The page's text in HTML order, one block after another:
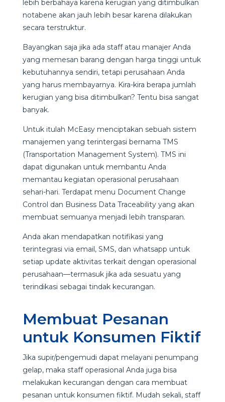
lebih berbahaya karena kerugian yang ditimbulkan
notabene akan jauh lebih besar karena dilakukan
secara terstruktur.
Bayangkan saja jika ada staff atau manajer Anda
yang memesan barang dengan harga tinggi untuk
kebutuhannya sendiri, tetapi perusahaan Anda
yang harus membayarnya. Kira-kira berapa jumlah
kerugian yang bisa ditimbulkan? Tentu bisa sangat
banyak.
Untuk itulah McEasy menciptakan sebuah sistem
manajemen yang terintergasi bernama TMS
(Transportation Management System). TMS ini
dapat digunakan untuk membantu Anda
memantau kegiatan operasional perusahaan
sehari-hari. Terdapat menu Document Change
Control dan Business Data Traceability yang akan
membuat semuanya menjadi lebih transparan.
Anda akan mendapatkan notifikasi yang
terintegrasi via email, SMS, dan whatsapp untuk
setiap update aktivitas terkait dengan operasional
perusahaan—termasuk jika ada sesuatu yang
terindikasi sebagai tindak kecurangan.
Membuat Pesanan
untuk Konsumen Fiktif
Jika supir/pengemudi dapat melayani penumpang
gelap, maka staff operasional Anda juga bisa
melakukan kecurangan dengan cara membuat
pesanan untuk konsumen fiktif. Mudah sekali, staff